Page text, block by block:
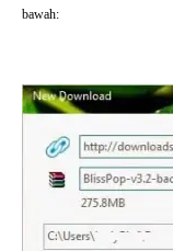
bawah: